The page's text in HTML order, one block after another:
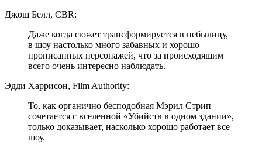
Джош Белл, CBR:
Даже когда сюжет трансформируется в небылицу,
в шоу настолько много забавных и хорошо
прописанных персонажей, что за происходящим
всего очень интересно наблюдать.
Эдди Харрисон, Film Authority:
То, как органично бесподобная Мэрил Стрип
сочетается с вселенной «Убийств в одном здании»,
только доказывает, насколько хорошо работает все
шоу.